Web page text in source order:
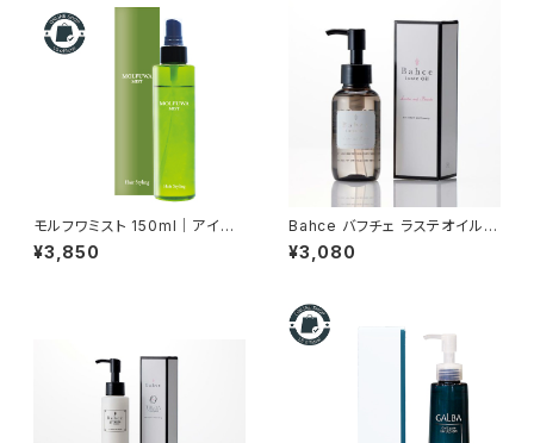
モルフワミスト 150ml｜アイロ
ン前のスタイリングミスト（巻き
髪キープ）
¥3,850
Bahce バフチェ ラステオイル 1
00g ーストレスを感じながら
も忙しく過ごす女性を応援ー
¥3,080